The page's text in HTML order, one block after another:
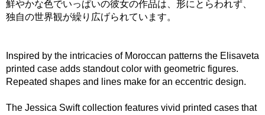
鮮やかな色でいっぱいの彼女の作品は、形にとらわれず、
独自の世界観が繰り広げられています。
Inspired by the intricacies of Moroccan patterns the Elisaveta
printed case adds standout color with geometric figures.
Repeated shapes and lines make for an eccentric design.
The Jessica Swift collection features vivid printed cases that